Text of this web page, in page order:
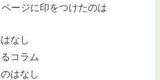
ージに印をつけたのは
なし
コラム
はなし